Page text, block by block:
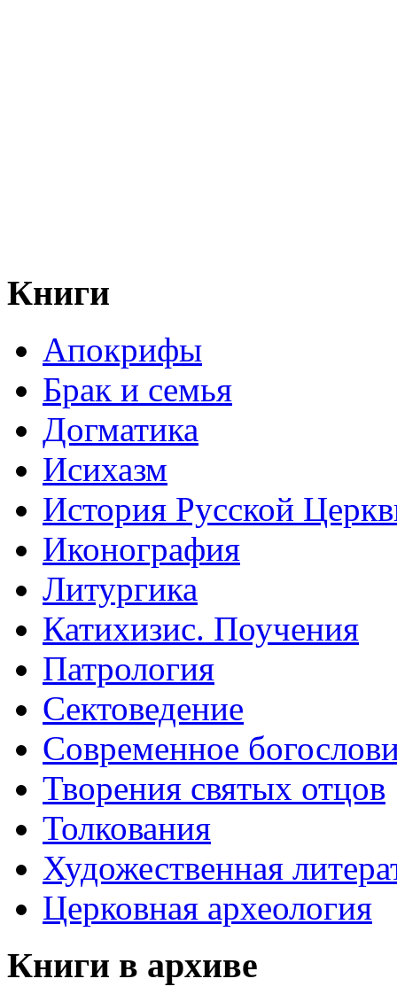
Книги
Апокрифы
Брак и семья
Догматика
Исихазм
История Русской
Иконография
Литургика
Катихизис. Поучения
Патрология
Сектоведение
Современное
Творения святых отцов
Толкования
Художественная
Церковная археология
Книги в архиве